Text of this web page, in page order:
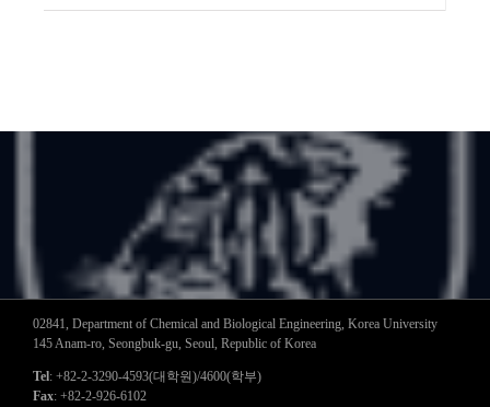
02841, Department of Chemical and Biological Engineering, Korea University
145 Anam-ro, Seongbuk-gu, Seoul, Republic of Korea
Tel: +82-2-3290-4593(대학원)/4600(학부)
Fax: +82-2-926-6102